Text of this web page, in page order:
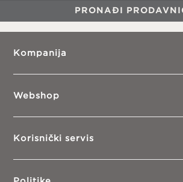
PRONAĐI
Kompanija
Webshop
Korisnički servis